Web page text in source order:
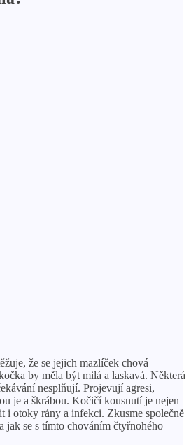
že se jejich mazlíček chová
by měla být milá a laskavá. Některá
nesplňují. Projevují agresi,
je a škrábou. Kočičí kousnutí je nejen
i otoky rány a infekci. Zkusme společně
jak se s tímto chováním čtyřnohého